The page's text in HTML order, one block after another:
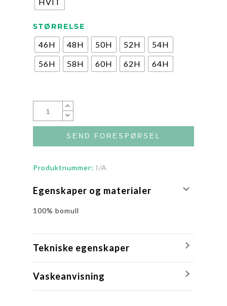
STØRRELSE
46H 48H 50H 52H
54H
56H
58H 60H 62H 64H
SEND FORESPØRSEL
Produktnummer: I/A
Egenskaper og materialer
100% bomull
Tekniske egenskaper
Vaskeanvisning